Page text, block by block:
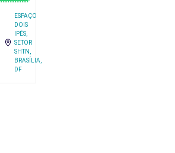
ESPAÇO
DOIS
IPÊS,
SETOR
SHTN,
BRASÍLIA,
DF